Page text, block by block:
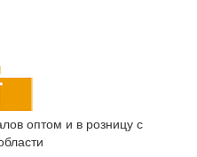
оптом и в розницу с